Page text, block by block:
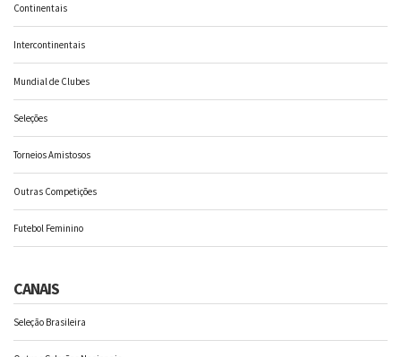
Continentais
Intercontinentais
Mundial de Clubes
Seleções
Torneios Amistosos
Outras Competições
Futebol Feminino
CANAIS
Seleção Brasileira